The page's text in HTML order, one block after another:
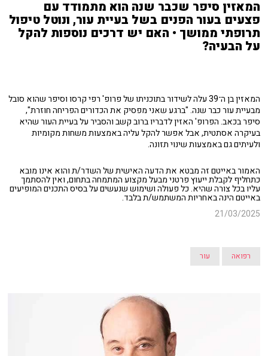
המאזין סיפר שכבר שנה הוא מתמודד עם
פצעים בעור הפנים בשל בעיית עור, ונוטל טיפול
תרופתי ממושך • האם יש דרכים נוספות להקל
על הבעיה?
המאזין בן ה־39 עלה לשידור בתוכניתו של פרופ' רפי קרסו וסיפר שהוא סובל
מבעיית עור כבר שנה. "ברגע שאני מפסיק את הכדורים הפריחה חוזרת",
סיפר בכאב. הפרופ' האזין לדבריו ברוב קשב והסביר על בעיית העור שהיא
בעיקרה אסתטית, אבל אפשר להקל עליה באמצעות משחות מקומיות
ולעיתים גם באמצעות שינוי תזונה.
האמור באייטם זה מבטא את הדעה האישית של השדר/ת והוא אינו מובא
כתחליף לקבלת ייעוץ פרטני מבעל מקצוע המתמחה בתחום, ואין להסתמך
עליו בכל צורה שהיא. כל פעולה ושימוש שנעשים על בסיס התכנים המופיעים
באייטם הינה באחריות המשתמש/ת בלבד.
21/03/2025
רפואה עור